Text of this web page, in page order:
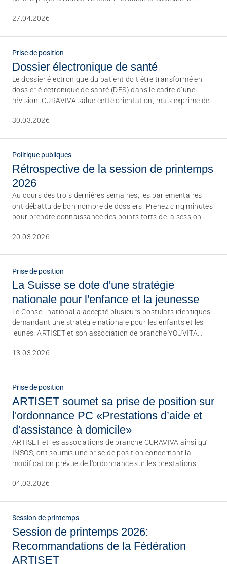
vivement. Il s'agit désormais de tirer parti de cette
27.04.2026
Prise de position
Dossier électronique de santé
Le dossier électronique du patient doit être transformé en
dossier électronique de santé (DES) dans le cadre d’une
révision. CURAVIVA salue cette orientation, mais exprime des
les établissements de soins. Lors d’un entretien avec les
30.03.2026
Politique publiques
Rétrospective de la session de printemps
2026
Au cours des trois dernières semaines, les parlementaires
ont débattu de bon nombre de dossiers. Prenez cinq minutes
pour prendre connaissance des points forts de la session
pour vous.
20.03.2026
Prise de position
La Suisse se dote d'une stratégie
nationale pour l'enfance et la jeunesse
Le Conseil national a accepté plusieurs postulats identiques
demandant une stratégie nationale pour les enfants et les
jeunes. ARTISET et son association de branche YOUVITA
favorise l'égalité de traitement.
13.03.2026
Prise de position
ARTISET soumet sa prise de position sur
l'ordonnance PC «Prestations d’aide et
d’assistance à domicile»
ARTISET et les associations de branche CURAVIVA ainsi qu’
INSOS, ont soumis une prise de position concernant la
modification prévue de l'ordonnance sur les prestations
la réglementation proposée, mais souligne que sa mise en
04.03.2026
Session de printemps
Session de printemps 2026:
Recommandations de la Fédération
ARTISET